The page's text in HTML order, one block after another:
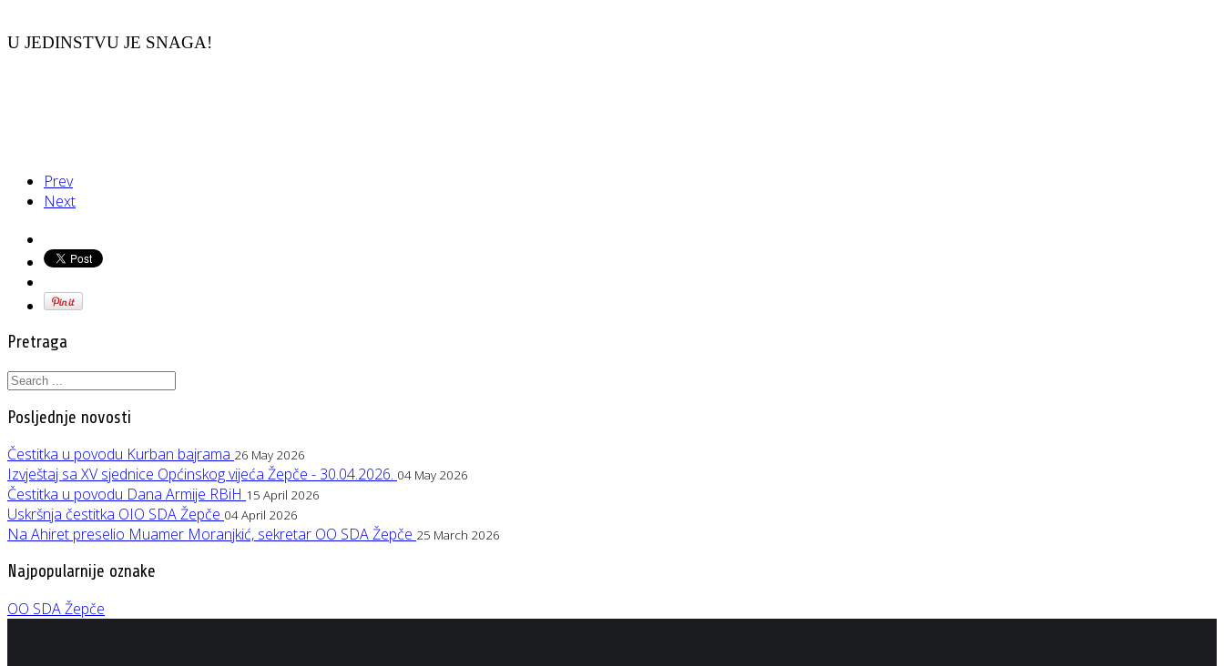
U JEDINSTVU JE SNAGA!
Prev
Next
Pretraga
Posljednje novosti
Čestitka u povodu Kurban bajrama 26 May 2026
Izvještaj sa XV sjednice Općinskog vijeća Žepče - 30.04.2026. 04 May 2026
Čestitka u povodu Dana Armije RBiH 15 April 2026
Uskršnja čestitka OIO SDA Žepče 04 April 2026
Na Ahiret preselio Muamer Moranjkić, sekretar OO SDA Žepče 25 March 2026
Najpopularnije oznake
OO SDA Žepče